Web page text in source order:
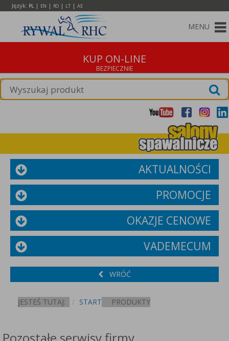
Język: PL | EN | RO | LT | AE
MENU
KUP ON-LINE
AKTUALNOŚCI
PROMOCJE
OKAZJE CENOWE
VADEMECUM
WRÓĆ
JESTEŚ TUTAJ: START PRODUKTY